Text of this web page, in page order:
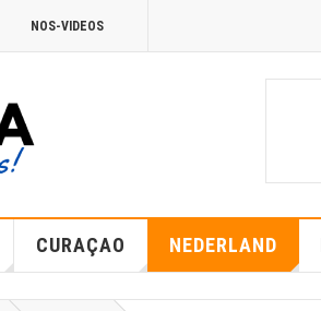
NOS-VIDEOS
CURAÇAO NEDERLAND